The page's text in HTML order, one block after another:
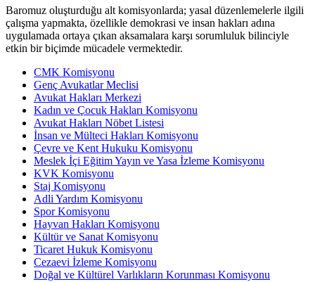
Baromuz oluşturduğu alt komisyonlarda; yasal düzenlemelerle ilgili
çalışma yapmakta, özellikle demokrasi ve insan hakları adına
uygulamada ortaya çıkan aksamalara karşı sorumluluk bilinciyle
etkin bir biçimde mücadele vermektedir.
CMK Komisyonu
Genç Avukatlar Meclisi
Avukat Hakları Merkezi
Kadın ve Çocuk Hakları Komisyonu
Avukat Hakları Nöbet Listesi
İnsan ve Mülteci Hakları Komisyonu
Çevre ve Kent Hukuku Komisyonu
Meslek İçi Eğitim Yayın ve Yasa İzleme Komisyonu
KVK Komisyonu
Staj Komisyonu
Adli Yardım Komisyonu
Spor Komisyonu
Hayvan Hakları Komisyonu
Kültür ve Sanat Komisyonu
Ticaret Hukuk Komisyonu
Cezaevi İzleme Komisyonu
Doğal ve Kültürel Varlıkların Korunması Komisyonu